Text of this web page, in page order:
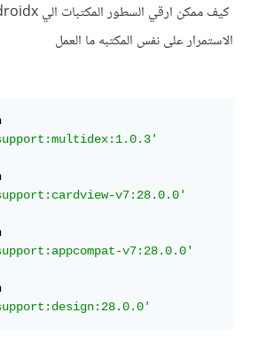
الاستمرار على نفس المكتبه ما العمل
v7:28.0.0'
v7:28.0.0'